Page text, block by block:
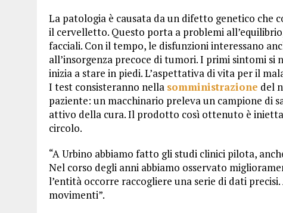
La patologia è causata da un difetto genetico che
il cervelletto. Questo porta a problemi
facciali. Con il tempo, le disfunzioni interessano
all’insorgenza precoce di tumori. I primi sintomi
inizia a stare in piedi. L’aspettativa di vita per il
I test consisteranno nella somministrazione del
paziente: un macchinario preleva un campione di
attivo della cura. Il prodotto così ottenuto è
circolo.
“A Urbino abbiamo fatto gli studi clinici pilota,
Nel corso degli anni abbiamo osservato
l’entità occorre raccogliere una serie di dati
movimenti”.